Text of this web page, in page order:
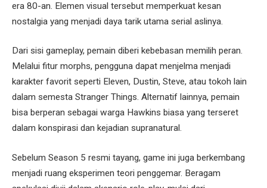
era 80-an. Elemen visual tersebut memperkuat kesan
nostalgia yang menjadi daya tarik utama serial aslinya.
Dari sisi gameplay, pemain diberi kebebasan memilih peran.
Melalui fitur morphs, pengguna dapat menjelma menjadi
karakter favorit seperti Eleven, Dustin, Steve, atau tokoh lain
dalam semesta Stranger Things. Alternatif lainnya, pemain
bisa berperan sebagai warga Hawkins biasa yang terseret
dalam konspirasi dan kejadian supranatural.
Sebelum Season 5 resmi tayang, game ini juga berkembang
menjadi ruang eksperimen teori penggemar. Beragam